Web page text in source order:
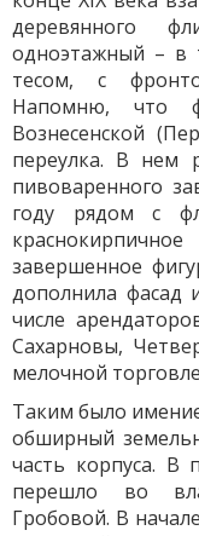
деревянного
одноэтажный – в
тесом, с
Напомню, что
Вознесенской
переулка. В нем
пивоваренного
году рядом с
завершенное
дополнила фасад
числе
Сахарновы,
мелочной
Таким было
обширный
часть корпуса. В
перешло во
Гробовой. В